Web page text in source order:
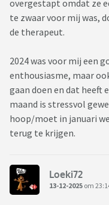
overgestapt omdat ze
te zwaar voor mij was,
de therapeut.
2024 was voor mij een
enthousiasme, maar
gaan doen en dat heeft
maand is stressvol
hoop/moet in januari
terug te krijgen.
Loeki72
13-12-2025 om